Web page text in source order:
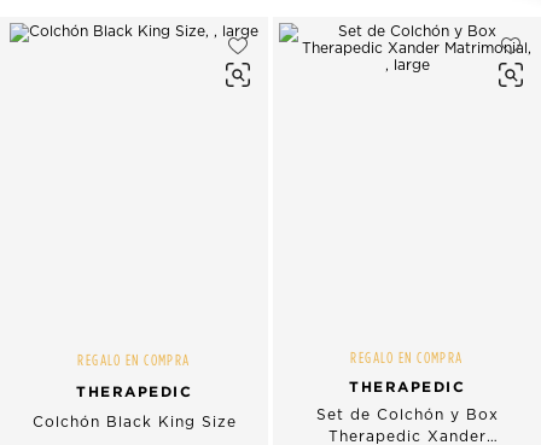
REGALO EN COMPRA
THERAPEDIC
Colchón Black King Size
REGALO EN COMPRA
THERAPEDIC
Set de Colchón y Box
Therapedic Xander